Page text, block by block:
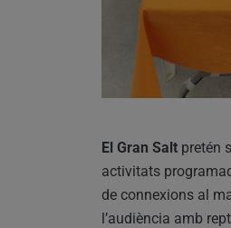
El Gran Salt pretén
activitats
de connexions al
l’audiència amb